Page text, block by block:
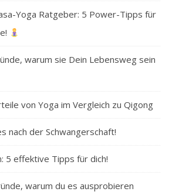
Yoga Ratgeber: 5 Power-Tipps für
warum sie Dein Lebensweg sein
von Yoga im Vergleich zu Qigong
nach der Schwangerschaft!
5 effektive Tipps für dich!
warum du es ausprobieren